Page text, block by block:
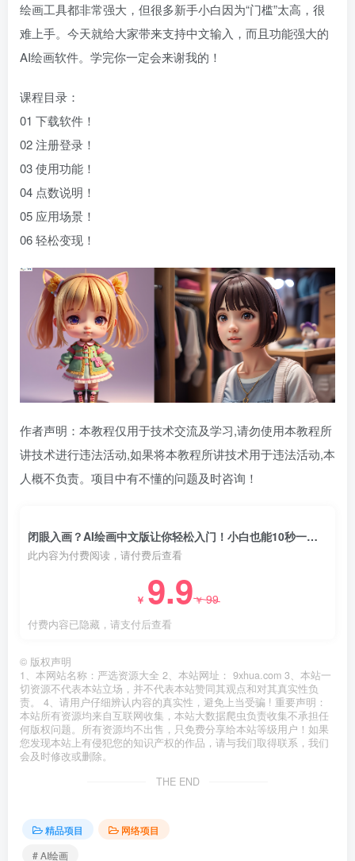
绘画工具都非常强大，但很多新手小白因为“门槛”太高，很
难上手。今天就给大家带来支持中文输入，而且功能强大的
AI绘画软件。学完你一定会来谢我的！
课程目录：
01 下载软件！
02 注册登录！
03 使用功能！
04 点数说明！
05 应用场景！
06 轻松变现！
作者声明：本教程仅用于技术交流及学习,请勿使用本教程所
讲技术进行违法活动,如果将本教程所讲技术用于违法活动,本
人概不负责。项目中有不懂的问题及时咨询！
闭眼入画？AI绘画中文版让你轻松入门！小白也能10秒一键出图，轻松月入过万
此内容为付费阅读，请付费后查看
￥ 9.9￥99
付费内容已隐藏，请支付后查看
© 版权声明
1、本网站名称：严选资源大全 2、本站网址： 9xhua.com 3、本站一
切资源不代表本站立场，并不代表本站赞同其观点和对其真实性负
责。 4、请用户仔细辨认内容的真实性，避免上当受骗 ! 重要声明：
本站所有资源均来自互联网收集，本站大数据爬虫负责收集不承担任
何版权问题。所有资源均不出售，只免费分享给本站等级用户！如果
您发现本站上有侵犯您的知识产权的作品，请与我们取得联系，我们
会及时修改或删除。
THE END
精品项目
网络项目
# AI绘画